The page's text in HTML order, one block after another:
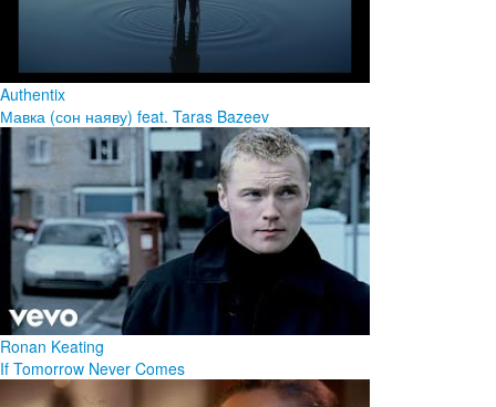
Authentix
Мавка (сон наяву) feat. Taras Bazeev
Ronan Keating
If Tomorrow Never Comes